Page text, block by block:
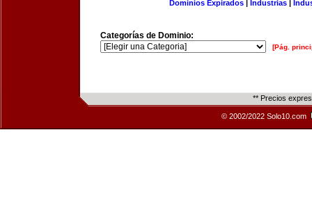
Dominios Expirados | Industrias |
Categorías de Dominio:
[Pág.
** Precios
© 2002/2022 Solo10.com